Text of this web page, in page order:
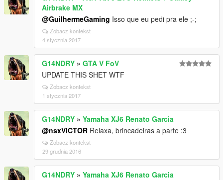
Airbrake MX
@GuilhermeGaming Isso que eu pedi pra ele ;-;
Zobacz kontekst
4 stycznia 2017
G14NDRY » GTA V FoV
UPDATE THIS SHET WTF
Zobacz kontekst
1 stycznia 2017
G14NDRY » Yamaha XJ6 Renato Garcia
@nsxVICTOR Relaxa, brincadeiras a parte :3
Zobacz kontekst
29 grudnia 2016
G14NDRY » Yamaha XJ6 Renato Garcia